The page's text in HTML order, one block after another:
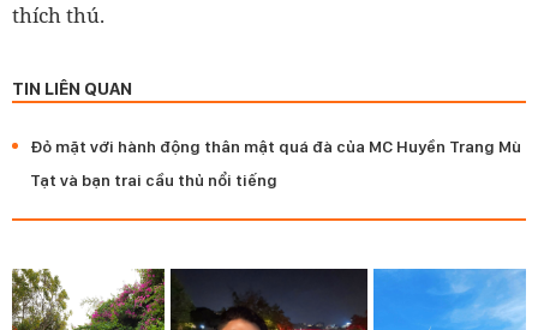
thích thú.
TIN LIÊN QUAN
Đỏ mặt với hành động thân mật quá đà của MC Huyền Trang Mù
Tạt và bạn trai cầu thủ nổi tiếng